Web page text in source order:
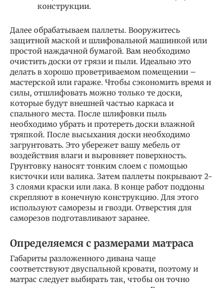
конструкции.
Далее обрабатываем паллеты. Вооружитесь
защитной маской и шлифовальной машинкой или
простой наждачной бумагой. Вам необходимо
очистить доски от грязи и пыли. Идеально это
делать в хорошо проветриваемом помещении –
мастерской или гараже. Чтобы сэкономить время и
силы, отшлифовать можно только те доски,
которые будут внешней частью каркаса и
спального места. После шлифовки пыль
необходимо убрать и протереть доски влажной
тряпкой. После высыхания доски необходимо
загрунтовать. Это убережет вашу мебель от
воздействия влаги и выровняет поверхность.
Грунтовку наносят тонким слоем с помощью
кисточки или валика. Затем паллеты покрывают 2-
3 слоями краски или лака. В конце работ поддоны
скрепляют в конечную конструкцию. Для этого
используют саморезы и гвозди. Отверстия для
саморезов подготавливают заранее.
Определяемся с размерами матраса
Габариты разложенного дивана чаще
соответствуют двуспальной кровати, поэтому и
матрас следует выбирать так, чтобы он точно